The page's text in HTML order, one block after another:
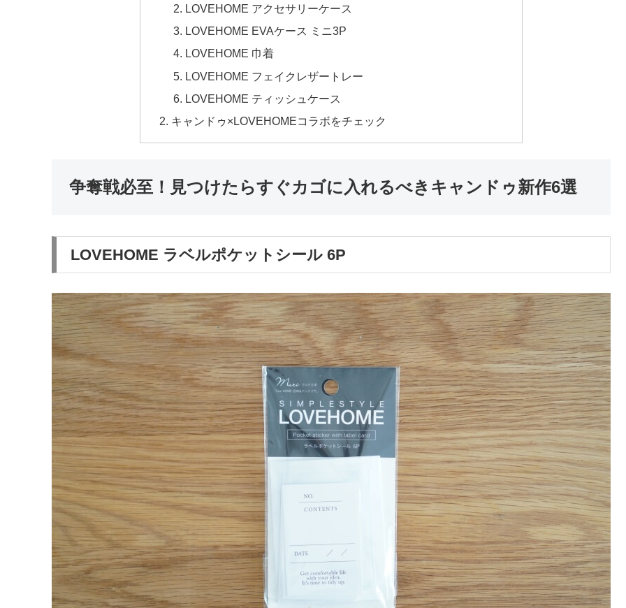
LOVEHOME アクセサリーケース
LOVEHOME EVAケース ミニ3P
LOVEHOME 巾着
LOVEHOME フェイクレザートレー
LOVEHOME ティッシュケース
キャンドゥ×LOVEHOMEコラボをチェック
争奪戦必至！見つけたらすぐカゴに入れるべきキャンドゥ新作6選
LOVEHOME ラベルポケットシール 6P